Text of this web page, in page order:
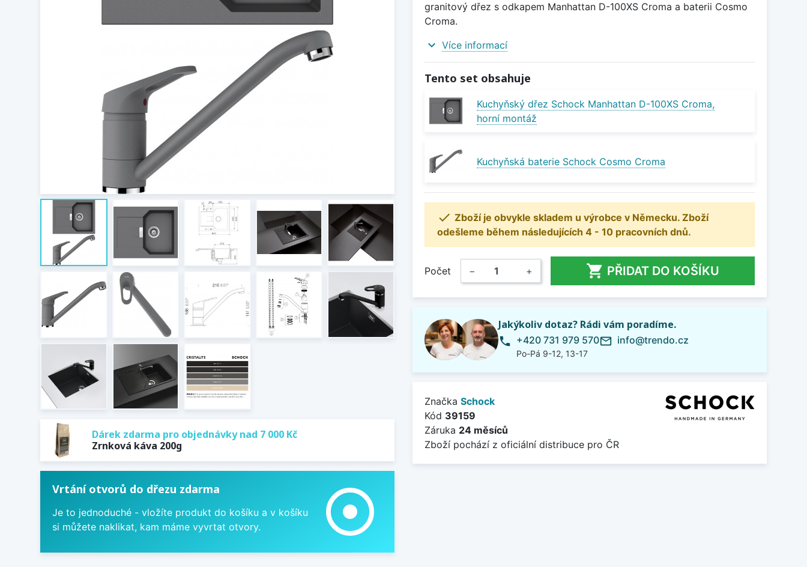
Dárek zdarma pro objednávky nad 7 000 Kč
Zrnková káva 200g
Vrtání otvorů do dřezu zdarma
Je to jednoduché - vložíte produkt do košíku a v košíku
si můžete naklikat, kam máme vyvrtat otvory.
adjust
granitový dřez s odkapem Manhattan D-100XS Croma a baterii Cosmo
Croma.
expand_more Více informací
Tento set obsahuje
Kuchyňský dřez Schock Manhattan D-100XS Croma,
horní montáž
Kuchyňská baterie Schock Cosmo Croma
 Zboží je obvykle skladem u výrobce v Německu. Zboží
odešleme během následujících 4 - 10 pracovních dnů.
Počet − +  PŘIDAT DO KOŠÍKU
Jakýkoliv dotaz? Rádi vám poradíme.
phone +420 731 979 570
Po-Pá 9-12, 13-17
mail_outline info@trendo.cz
Značka Schock
Kód 39159
Záruka 24 měsíců
Zboží pochází z oficiální distribuce pro ČR